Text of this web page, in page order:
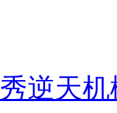
逆天机